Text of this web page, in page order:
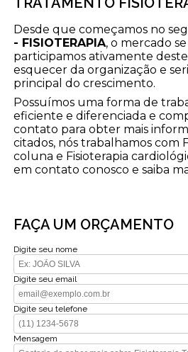
Desde que começamos no
- FISIOTERAPIA, o mercado
participamos ativamente deste
esquecer da organização e
principal do crescimento.
Possuímos uma forma de
eficiente e diferenciada e
contato para obter mais
citados, nós trabalhamos com
coluna e Fisioterapia
em contato conosco e saiba
FAÇA UM ORÇAMENTO
Digite seu nome
Digite seu email
Digite seu telefone
Mensagem